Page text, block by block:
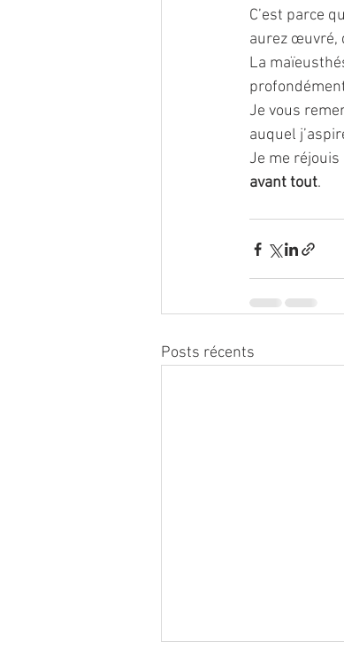
C’est parce
aurez œuvré,
La
Je vous
auquel
Je me réjouis
avant tout.
Posts récents